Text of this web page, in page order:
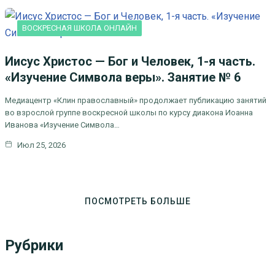
ВОСКРЕСНАЯ ШКОЛА ОНЛАЙН
Иисус Христос — Бог и Человек, 1-я часть.
«Изучение Символа веры». Занятие № 6
Медиацентр «Клин православный» продолжает публикацию занятий
во взрослой группе воскресной школы по курсу диакона Иоанна
Иванова «Изучение Символа…
Июл 25, 2026
ПОСМОТРЕТЬ БОЛЬШЕ
Рубрики